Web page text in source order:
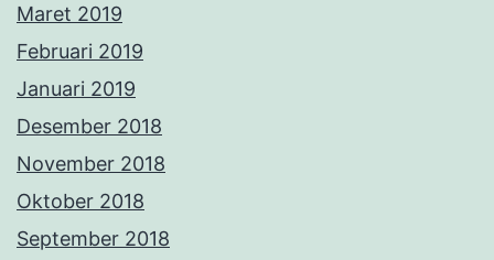
Maret 2019
Februari 2019
Januari 2019
Desember 2018
November 2018
Oktober 2018
September 2018